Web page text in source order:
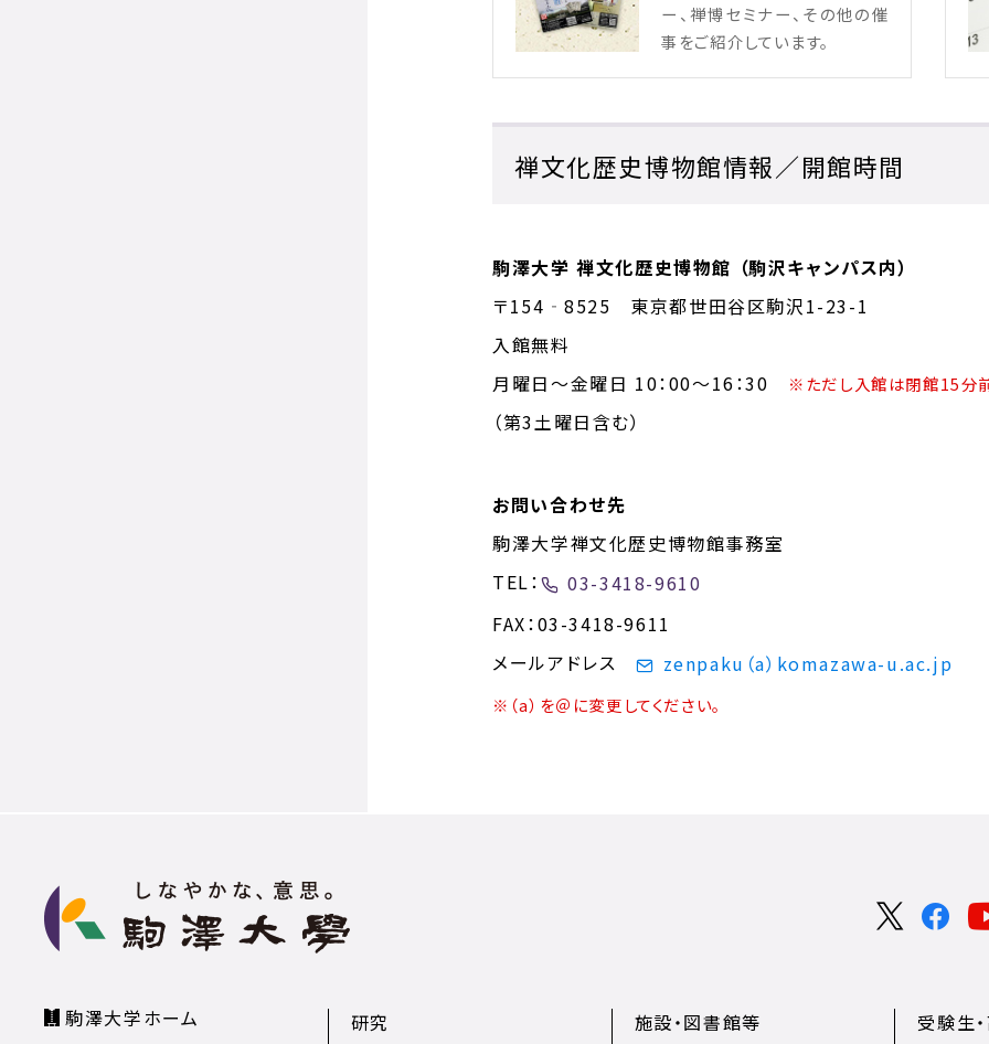
ー、禅博セミナー、その他の催
事をご紹介しています。
禅文化歴史博物館情報／開館時間
駒澤大学 禅文化歴史博物館 （駒沢キャンパス内）
〒154‐8525 東京都世田谷区駒沢1-23-1
入館無料
月曜日～金曜日 10：00～16：30
※ただし入館は閉館15分
（第3土曜日含む）
お問い合わせ先
駒澤大学禅文化歴史博物館事務室
TEL：
03-3418-9610
FAX：03-3418-9611
メールアドレス
zenpaku（a）komazawa-u.ac.jp
※（a）を＠に変更してください。
駒澤大学ホーム 研究 施設・図書館等 受験生